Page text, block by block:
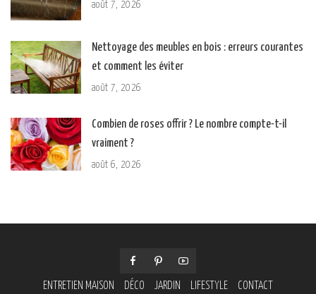
août 7, 2026
Nettoyage des meubles en bois : erreurs courantes
et comment les éviter
août 7, 2026
Combien de roses offrir ? Le nombre compte-t-il
vraiment ?
août 6, 2026
ENTRETIEN MAISON DÉCO JARDIN LIFESTYLE CONTACT